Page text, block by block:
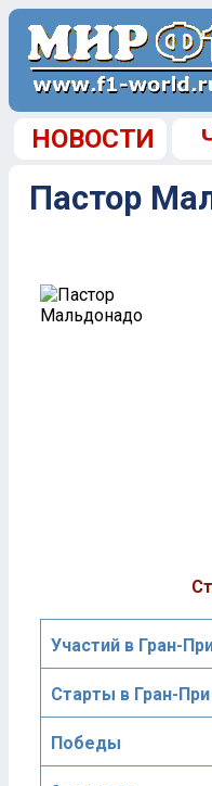
НОВОСТИ
Пастор
Участий в Гран-
Старты в Гран-При
Победы